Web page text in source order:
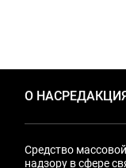
О НАС
Средство
надзору в сфере